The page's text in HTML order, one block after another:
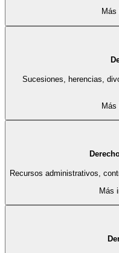
Sucesiones, herencias,
Recursos administrativos,
Más